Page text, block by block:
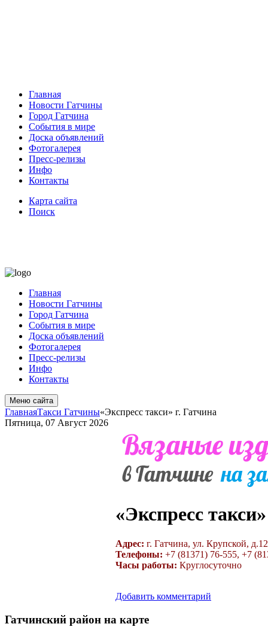
Главная
Новости Гатчины
Город Гатчина
События в мире
Доска объявлений
Фотогалерея
Пресс-релизы
Инфо
Контакты
Карта сайта
Поиск
Главная
Новости Гатчины
Город Гатчина
События в мире
Доска объявлений
Фотогалерея
Пресс-релизы
Инфо
Контакты
Меню сайта
ГлавнаяТакси Гатчины«Экспресс такси» г. Гатчина
Пятница, 07 Август 2026
«Экспресс
Адрес: г. Гатчина, ул. Крупской, д.12
Телефоны: +7 (81371) 76-555, +7
Часы работы: Круглосуточно
Добавить комментарий
Гатчинский район на карте